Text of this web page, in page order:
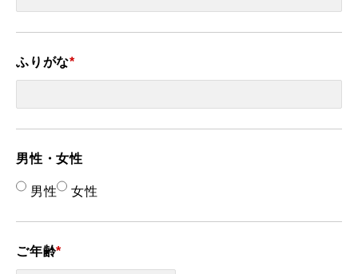
ふりがな*
男性・女性
男性 女性
ご年齢*